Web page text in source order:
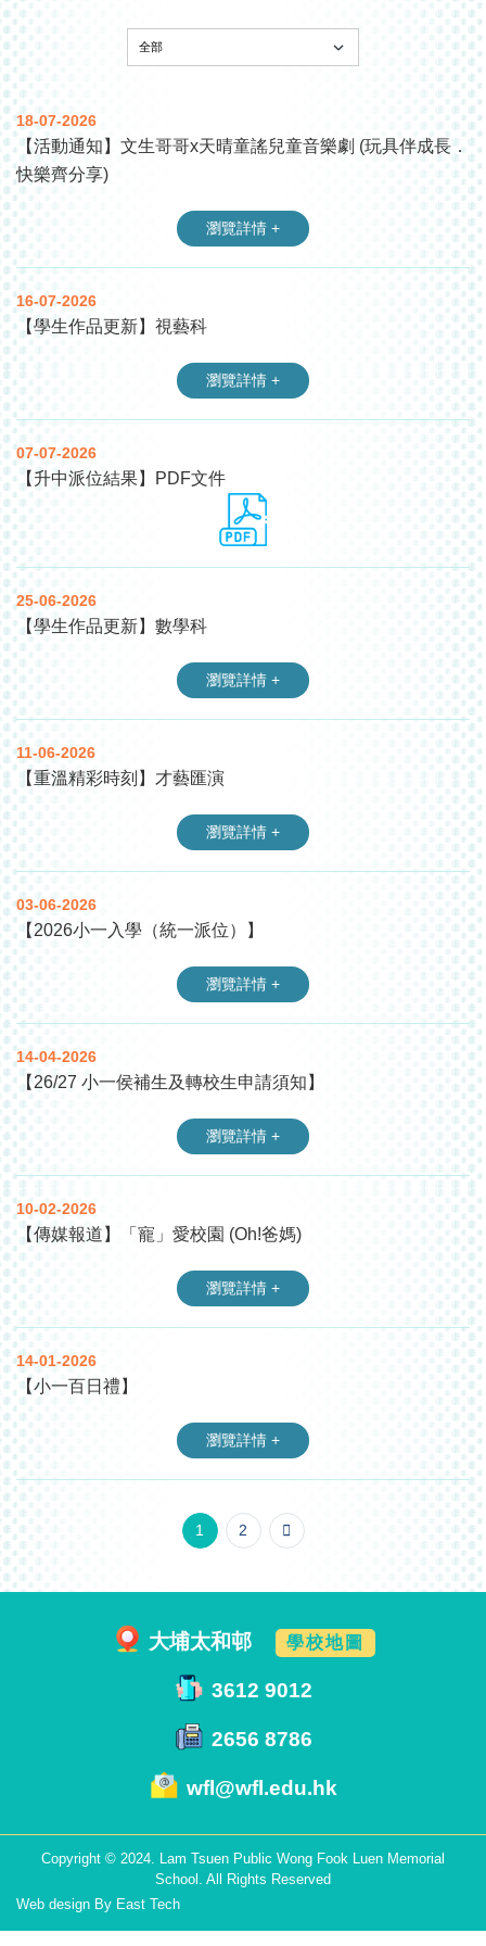
18-07-2026
【活動通知】文生哥哥x天晴童謠兒童音樂劇 (玩具伴成長．
快樂齊分享)
瀏覽詳情 +
16-07-2026
【學生作品更新】視藝科
瀏覽詳情 +
07-07-2026
【升中派位結果】PDF文件
25-06-2026
【學生作品更新】數學科
瀏覽詳情 +
11-06-2026
【重溫精彩時刻】才藝匯演
瀏覽詳情 +
03-06-2026
【2026小一入學（統一派位）】
瀏覽詳情 +
14-04-2026
【26/27 小一侯補生及轉校生申請須知】
瀏覽詳情 +
10-02-2026
【傳媒報道】「寵」愛校園 (Oh!爸媽)
瀏覽詳情 +
14-01-2026
【小一百日禮】
瀏覽詳情 +
1 2
大埔太和邨 學校地圖
3612 9012
2656 8786
wfl@wfl.edu.hk
Copyright © 2024. Lam Tsuen Public Wong Fook Luen Memorial
School. All Rights Reserved
Web design By East Tech